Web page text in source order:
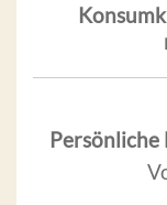
Persönliche